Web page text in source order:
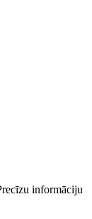
informāciju